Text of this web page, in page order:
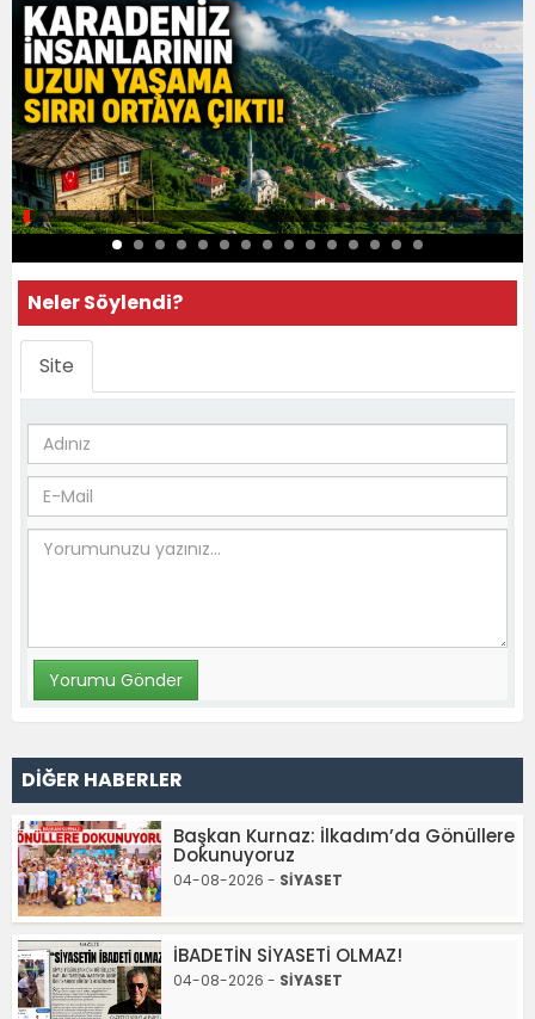
Neler Söylendi?
Site
DİĞER HABERLER
Başkan Kurnaz: İlkadım’da Gönüllere
Dokunuyoruz
04-08-2026 - SİYASET
İBADETİN SİYASETİ OLMAZ!
04-08-2026 - SİYASET